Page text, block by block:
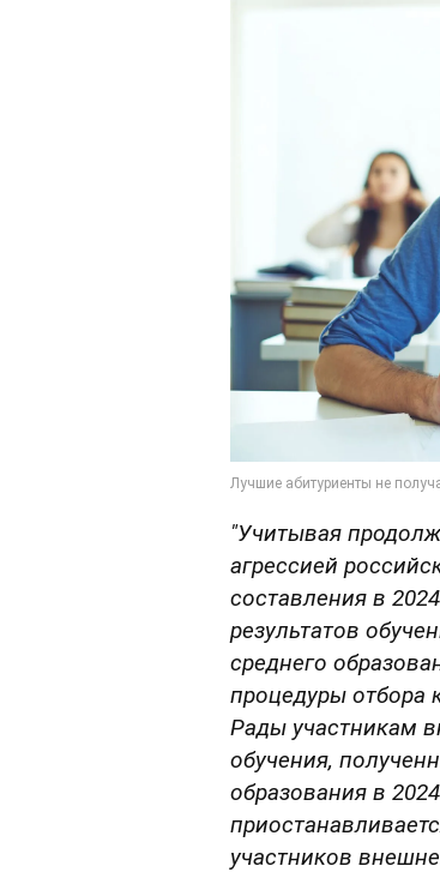
"Учитывая
агрессией
составления в
результатов
среднего
процедуры отбора
Рады участникам
обучения,
образования в
участников